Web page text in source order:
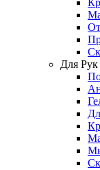
Для Рук